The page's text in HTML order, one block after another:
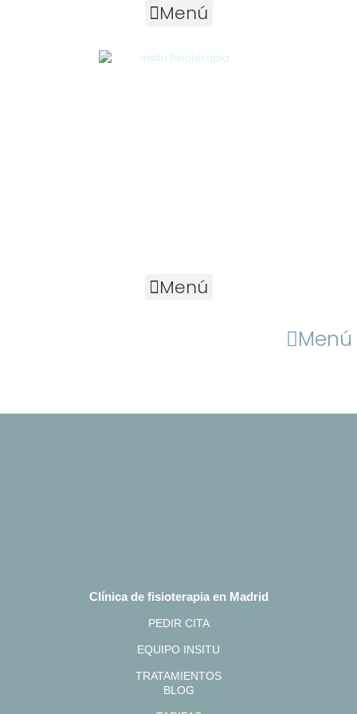
Menú
Menú
Menú
Clínica de fisioterapia en Madrid
PEDIR CITA
EQUIPO INSITU
TRATAMIENTOS
BLOG